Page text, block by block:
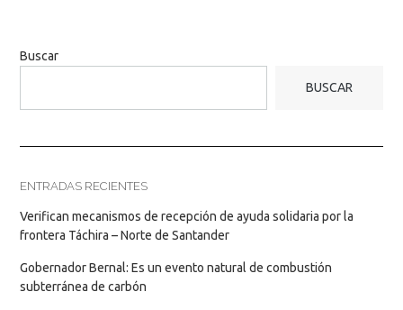
Buscar
BUSCAR
ENTRADAS RECIENTES
Verifican mecanismos de recepción de ayuda solidaria por la
frontera Táchira – Norte de Santander
Gobernador Bernal: Es un evento natural de combustión
subterránea de carbón